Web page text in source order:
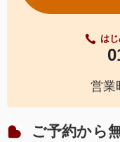
は
営
ご予約から